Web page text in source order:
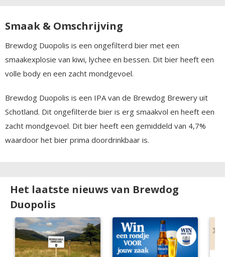
Smaak & Omschrijving
Brewdog Duopolis is een ongefilterd bier met een
smaakexplosie van kiwi, lychee en bessen. Dit bier heeft een
volle body en een zacht mondgevoel.
Brewdog Duopolis is een IPA van de Brewdog Brewery uit
Schotland. Dit ongefilterde bier is erg smaakvol en heeft een
zacht mondgevoel. Dit bier heeft een gemiddeld van 4,7%
waardoor het bier prima doordrinkbaar is.
Het laatste nieuws van Brewdog
Duopolis